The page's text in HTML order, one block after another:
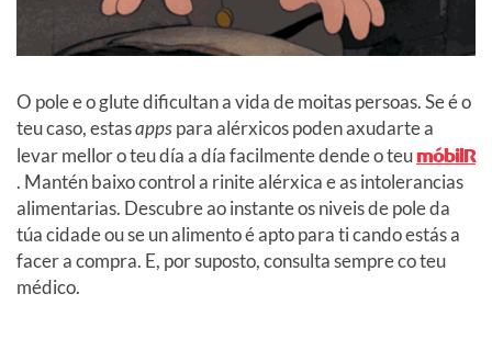
O pole e o glute dificultan a vida de moitas persoas. Se é o
teu caso, estasappspara alérxicos poden axudarte a
levar mellor o teu día a día facilmente dende o teumóbilR
. Mantén baixo control a rinite alérxica e as intolerancias
alimentarias. Descubre ao instante os niveis de pole da
túa cidade ou se un alimento é apto para ti cando estás a
facer a compra. E, por suposto, consulta sempre co teu
médico.